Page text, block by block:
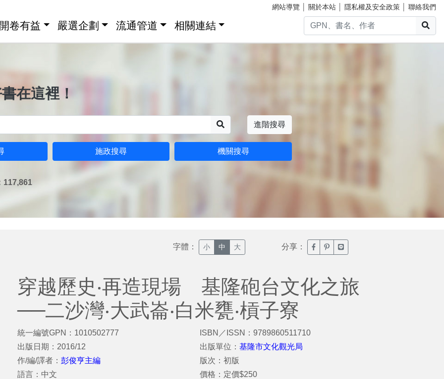
網站導覽 關於本站 隱私權及安全政策 聯絡我們
卷有益 嚴選企劃 流通管道 相關連結
在這裡！
進階搜尋
施政搜尋 機關搜尋
117,861
字體： 小 中 大 分享： 臉書分享(另開新視窗)
噗浪分享(另開新視窗)
Line分享(另開新視窗)
穿越歷史‧再造現場 基隆砲台文化之旅
──二沙灣‧大武崙‧白米甕‧槓子寮
統一編號GPN：1010502777
出版日期：2016/12
作/編/譯者： 彭俊亨主編
語言：中文
ISBN／ISSN：9789860511710
出版單位：基隆市文化觀光局
版次：初版
價格：定價$250